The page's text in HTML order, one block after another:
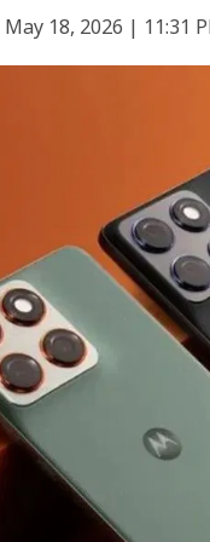
May 18, 2026 | 11:31